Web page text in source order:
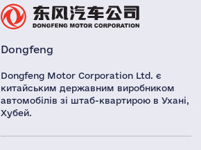
Dongfeng
Dongfeng Motor Corporation Ltd. є
китайським державним виробником
автомобілів зі штаб-квартирою в Ухані,
Хубей.